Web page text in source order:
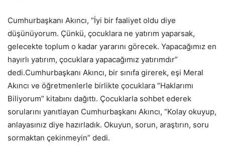
Cumhurbaşkanı Akıncı, “İyi bir faaliyet oldu diye
düşünüyorum. Çünkü, çocuklara ne yatırım yaparsak,
gelecekte toplum o kadar yararını görecek. Yapacağımız en
hayırlı yatırım, çocuklara yapacağımız yatırımdır”
dedi.Cumhurbaşkanı Akıncı, bir sınıfa girerek, eşi Meral
Akıncı ve öğretmenlerle birlikte çocuklara “Haklarımı
Biliyorum” kitabını dağıttı. Çocuklarla sohbet ederek
sorularını yanıtlayan Cumhurbaşkanı Akıncı, “Kolay okuyup,
anlayasınız diye hazırladık. Okuyun, sorun, araştırın, soru
sormaktan çekinmeyin” dedi.